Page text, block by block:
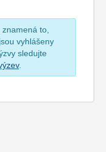
to,
vyhlášeny
sledujte
.